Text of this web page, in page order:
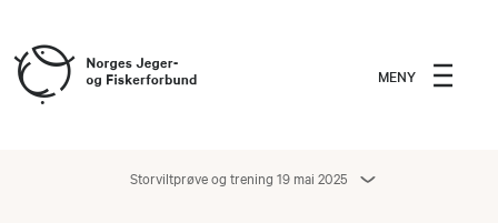
MENY
Storviltprøve og trening 19 mai 2025